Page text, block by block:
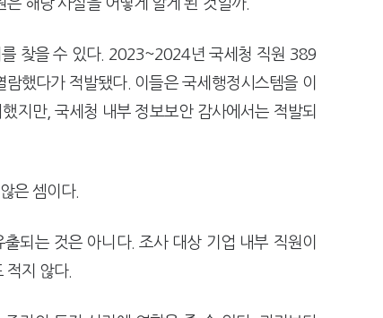
해당 사실을 어떻게 알게 된 것일까.
찾을 수 있다. 2023~2024년 국세청 직원 389
했다가 적발됐다. 이들은 국세행정시스템을 이
지만, 국세청 내부 정보보안 감사에서는 적발되
은 셈이다.
되는 것은 아니다. 조사 대상 기업 내부 직원이
적지 않다.